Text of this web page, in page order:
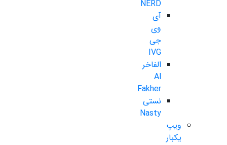
NERD
آی
وی
جی
IVG
الفاخر
Al
Fakher
نستی
Nasty
ویپ
یکبار